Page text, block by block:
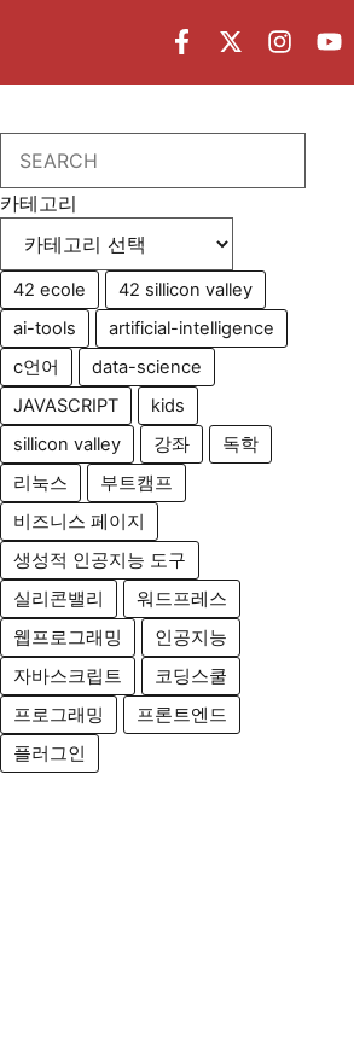
카테고리
42 ecole
42 sillicon valley
ai-tools
artificial-intelligence
c언어
data-science
JAVASCRIPT
kids
sillicon valley
강좌
독학
리눅스
부트캠프
비즈니스 페이지
생성적 인공지능 도구
실리콘밸리
워드프레스
웹프로그래밍
인공지능
자바스크립트
코딩스쿨
프로그래밍
프론트엔드
플러그인